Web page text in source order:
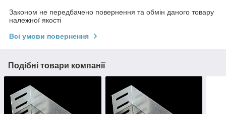
Законом не передбачено повернення та обмін даного товару
належної якості
Всі умови повернення
Подібні товари компанії